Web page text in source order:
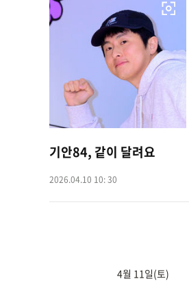
기안84, 같이 달려요
2026.04.10 10: 30
4월 11일(토)